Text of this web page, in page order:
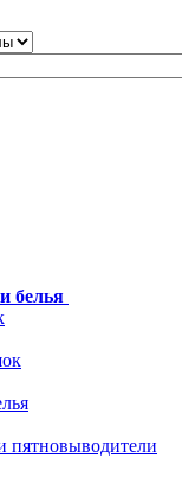
белья
пятновыводители